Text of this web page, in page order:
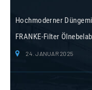
Hochmoderner
FRANKE-Filter
24. JANUAR 2025